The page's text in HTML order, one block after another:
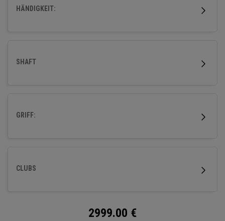
HÄNDIGKEIT:
SHAFT
GRIFF:
CLUBS
2999.00 €